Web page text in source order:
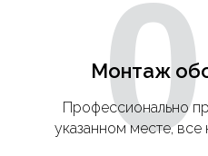
Монтаж
Профессионально
указанном месте, все